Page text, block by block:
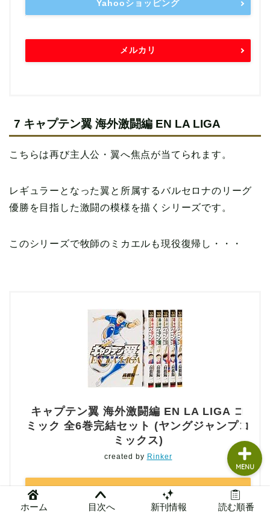
Yahooショッピング
メルカリ
7 キャプテン翼 海外激闘編 EN LA LIGA
こちらは再び主人公・翼へ焦点が当てられます。
レギュラーとなった翼と所属するバルセロナのリーグ
優勝を目指した激闘の模様を描くシリーズです。
このシリーズで牧師のミカエルも現役復帰し・・・
キャプテン翼 海外激闘編 EN LA LIGA コ
ミック 全6巻完結セット (ヤングジャンプコ
ミックス)
created by Rinker
Amazon
ホーム
目次へ 新刊情報 読む順番
MENU
本レビュー
問い合わせ